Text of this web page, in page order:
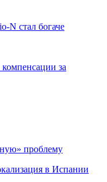
N стал богаче
за
проблему
в Испании